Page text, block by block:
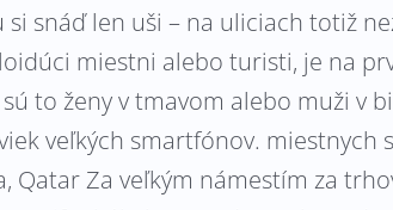
snáď len uši – na uliciach totiž
miestni alebo turisti, je na
to ženy v tmavom alebo muži v
veľkých smartfónov. miestnych
Qatar Za veľkým námestím za